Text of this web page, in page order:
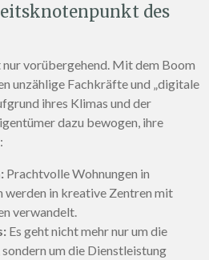
des
nur vorübergehend. Mit dem Boom
unzählige Fachkräfte und „digitale
ihres Klimas und der
dazu bewogen, ihre
Prachtvolle Wohnungen in
werden in kreative Zentren mit
verwandelt.
Es geht nicht mehr nur um die
um die Dienstleistung